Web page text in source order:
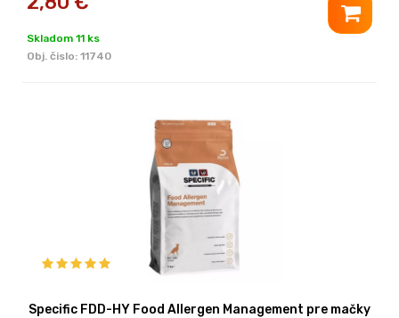
Skladom 11 ks
Obj. čislo: 11740
Specific FDD-HY Food Allergen Management pre mačky